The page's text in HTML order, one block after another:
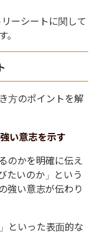
ーシートに関して
方のポイントを解
い意志を示す
のかを明確に伝え
たいのか」という
強い意志が伝わり
といった表面的な